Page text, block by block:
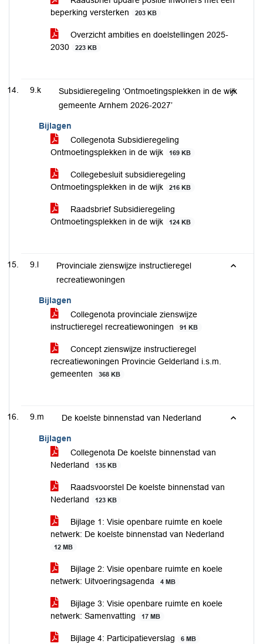
beperking versterken
203 KB
Overzicht ambities en doelstellingen 2025-
2030
223 KB
9.k
Subsidieregeling ‘Ontmoetingsplekken in de wijk
gemeente Arnhem 2026-2027’
Bijlagen
Collegenota Subsidieregeling
Ontmoetingsplekken in de wijk
169 KB
Collegebesluit subsidieregeling
Ontmoetingsplekken in de wijk
216 KB
Raadsbrief Subsidieregeling
Ontmoetingsplekken in de wijk
124 KB
9.l
Provinciale zienswijze instructieregel
recreatiewoningen
Bijlagen
Collegenota provinciale zienswijze
instructieregel recreatiewoningen
91 KB
Concept zienswijze instructieregel
recreatiewoningen Provincie Gelderland i.s.m.
gemeenten
368 KB
9.m De koelste binnenstad van Nederland
Bijlagen
Collegenota De koelste binnenstad van
Nederland
135 KB
Raadsvoorstel De koelste binnenstad van
Nederland
123 KB
Bijlage 1: Visie openbare ruimte en koele
netwerk: De koelste binnenstad van Nederland
12 MB
Bijlage 2: Visie openbare ruimte en koele
netwerk: Uitvoeringsagenda
4 MB
Bijlage 3: Visie openbare ruimte en koele
netwerk: Samenvatting
17 MB
Bijlage 4: Participatieverslag 6 MB